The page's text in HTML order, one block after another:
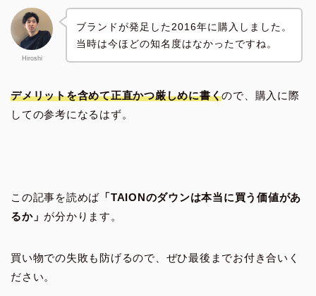
Hiroshi
ブランドが発足した2016年に購入しました。
当時は今ほどの知名度はなかったですね。
デメリットを含めて正直かつ厳しめに書くので、購入に際
しての参考になるはず。
この記事を読めば 「TAIONのダウンは本当に買う価値があ
るか」 が分かります。
買い物での失敗も防げるので、ぜひ最後までお付き合いく
ださい。